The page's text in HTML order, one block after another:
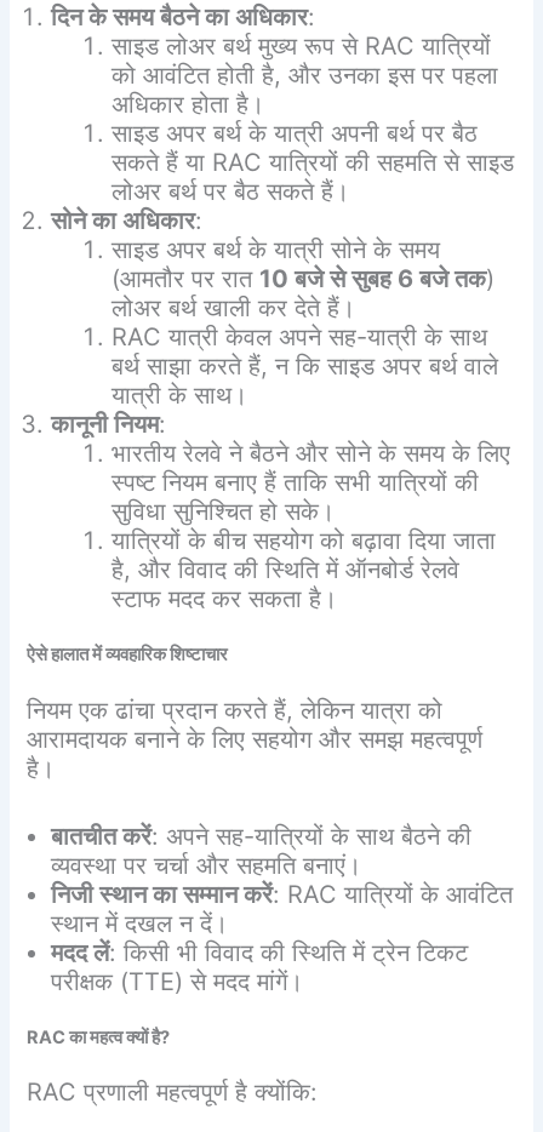
दिन के समय बैठने का अधिकार:
साइड लोअर बर्थ मुख्य रूप से RAC यात्रियों
को आवंटित होती है, और उनका इस पर पहला
अधिकार होता है।
साइड अपर बर्थ के यात्री अपनी बर्थ पर बैठ
सकते हैं या RAC यात्रियों की सहमति से साइड
लोअर बर्थ पर बैठ सकते हैं।
सोने का अधिकार:
साइड अपर बर्थ के यात्री सोने के समय
(आमतौर पर रात 10बजे से सुबह 6बजे तक)
लोअर बर्थ खाली कर देते हैं।
RAC यात्री केवल अपने सह-यात्री के साथ
बर्थ साझा करते हैं, न कि साइड अपर बर्थ वाले
यात्री के साथ।
कानूनी नियम:
भारतीय रेलवे ने बैठने और सोने के समय के लिए
स्पष्ट नियम बनाए हैं ताकि सभी यात्रियों की
सुविधा सुनिश्चित हो सके।
यात्रियों के बीच सहयोग को बढ़ावा दिया जाता
है, और विवाद की स्थिति में ऑनबोर्ड रेलवे
स्टाफ मदद कर सकता है।
ऐसेहालातमेंव्यवहारिकशिष्टाचार
नियम एक ढांचा प्रदान करते हैं, लेकिन यात्रा को
आरामदायक बनाने के लिए सहयोग और समझ महत्वपूर्ण
है।
बातचीत करें: अपने सह-यात्रियों के साथ बैठने की
व्यवस्था पर चर्चा और सहमति बनाएं।
निजी स्थान का सम्मान करें: RAC यात्रियों के आवंटित
स्थान में दखल न दें।
मदद लें: किसी भी विवाद की स्थिति में ट्रेन टिकट
परीक्षक (TTE) से मदद मांगें।
RACकामहत्वक्योंहै?
RAC प्रणाली महत्वपूर्ण है क्योंकि: